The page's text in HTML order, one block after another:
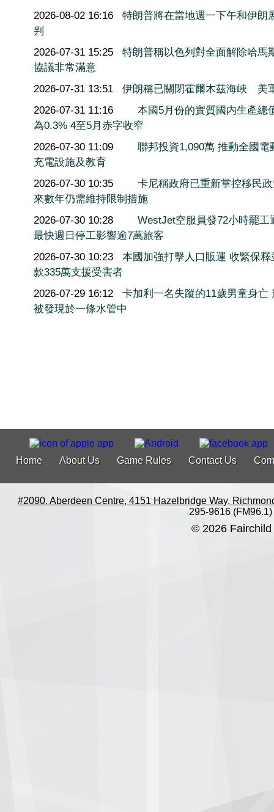
2026-08-02 16:16
特朗普將在當地週一下午和伊朗
判
2026-07-31 15:25
特朗普稱以色列對全面解除哈馬
協議非常滿意
2026-07-31 13:51
伊朗稱已關閉霍爾木茲海峽 美
2026-07-31 11:16
本國5月份的實質國内生產總
為0.3% 4至5月赤字收窄
2026-07-30 11:09
聯邦投資1,090萬 推動全國電
充電設施及教育
2026-07-30 10:35
卡尼稱政府已重新掌控移民
來數年仍需維持限制措施
2026-07-30 10:28
WestJet空服員發72小時罷工
最快週日停工影響逾7萬旅客
2026-07-30 10:23
本國加強打擊人口販運 收緊保釋
款335萬支援受害者
2026-07-29 16:12
卡加利一名失蹤的11歲男童身亡
被發現於一條水管中
Home About Us Game Rules Contact Us
#2090, Aberdeen Centre, 4151 Hazelbridge Way,
295-9616 (FM96.1)
© 2026 Fairchild